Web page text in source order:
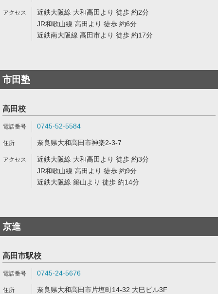
近鉄大阪線 大和高田より 徒歩 約2分
JR和歌山線 高田より 徒歩 約6分
近鉄南大阪線 高田市より 徒歩 約17分
市田塾
高田校
0745-52-5584
奈良県大和高田市神楽2-3-7
近鉄大阪線 大和高田より 徒歩 約3分
JR和歌山線 高田より 徒歩 約9分
近鉄大阪線 築山より 徒歩 約14分
京進
高田市駅校
0745-24-5676
奈良県大和高田市片塩町14-32 大巳ビル3F